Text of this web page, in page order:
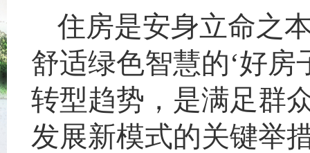
住房是安身立命之
舒适绿色智慧的‘好房
转型趋势，是满足群
发展新模式的关键举